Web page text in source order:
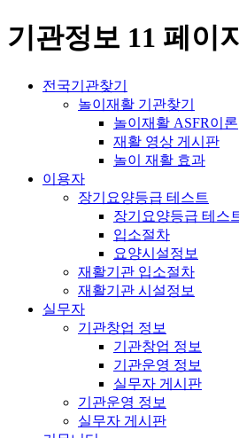
기관정보 11 페이
전국기관찾기
놀이재활 기관찾기
놀이재활 ASFR이론
재활 영상 게시판
놀이 재활 효과
이용자
장기요양등급 테스트
장기요양등급 테스
입소절차
요양시설정보
재활기관 입소절차
재활기관 시설정보
실무자
기관창업 정보
기관창업 정보
기관운영 정보
실무자 게시판
기관운영 정보
실무자 게시판